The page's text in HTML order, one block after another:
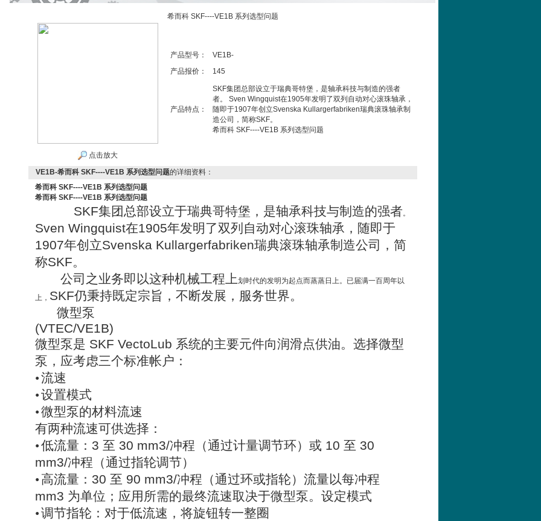
希而科 SKF----VE1B 系列选型问题
点击放大
产品型号：
VE1B-
产品报价：
145
产品特点：
SKF集团总部设立于瑞典哥特堡，是轴承科技与制造的强者
者。 Sven Wingquist在1905年发明了双列自动对心滚珠轴承，
随即于1907年创立Svenska Kullargerfabriken瑞典滚珠轴承制
造公司，简称SKF。
希而科 SKF----VE1B 系列选型问题
VE1B-希而科 SKF----VE1B 系列选型问题的详细资料：
希而科 SKF----VE1B 系列选型问题
希而科 SKF----VE1B 系列选型问题
SKF集团总部设立于瑞典哥特堡，是轴承科技与制造的强者。
Sven Wingquist在1905年发明了双列自动对心滚珠轴承，随即于
1907年创立Svenska Kullargerfabriken瑞典滚珠轴承制造公司，简
称SKF。
公司之业务即以这种机械工程上划时代的发明为起点而蒸蒸日上。已届满一百周年以
上， SKF仍秉持既定宗旨，不断发展，服务世界。
微型泵
(VTEC/VE1B)
微型泵是 SKF VectoLub 系统的主要元件向润滑点供油。选择微型
泵，应考虑三个标准帐户：
•流速
•设置模式
•微型泵的材料流速
有两种流速可供选择：
•低流量： 3 至 30 mm3/冲程（通过计量调节环）或 10 至 30
mm3/冲程（通过指轮调节）
•高流量： 30 至 90 mm3/冲程（通过环或指轮）流量以每冲程
mm3 为单位；应用所需的最终流速取决于微型泵。设定模式
•调节指轮：对于低流速，将旋钮转一整圈